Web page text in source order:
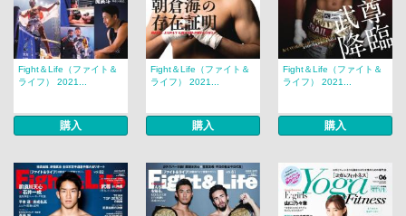
Fight＆Life（ファイト＆
ライフ） 2021...
購入
Fight＆Life（ファイト＆
ライフ） 2021...
購入
Fight＆Life（ファイト＆
ライフ） 2021...
購入